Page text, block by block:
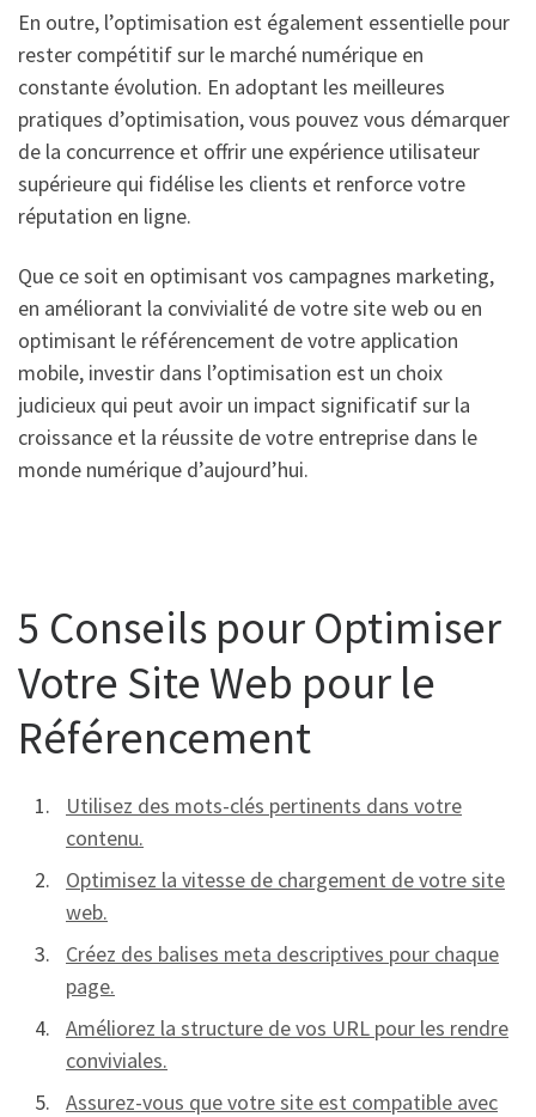
En outre, l’optimisation est également essentielle pour
rester compétitif sur le marché numérique en
constante évolution. En adoptant les meilleures
pratiques d’optimisation, vous pouvez vous démarquer
de la concurrence et offrir une expérience utilisateur
supérieure qui fidélise les clients et renforce votre
réputation en ligne.
Que ce soit en optimisant vos campagnes marketing,
en améliorant la convivialité de votre site web ou en
optimisant le référencement de votre application
mobile, investir dans l’optimisation est un choix
judicieux qui peut avoir un impact significatif sur la
croissance et la réussite de votre entreprise dans le
monde numérique d’aujourd’hui.
5 Conseils pour Optimiser
Votre Site Web pour le
Référencement
Utilisez des mots-clés pertinents dans votre
contenu.
Optimisez la vitesse de chargement de votre site
web.
Créez des balises meta descriptives pour chaque
page.
Améliorez la structure de vos URL pour les rendre
conviviales.
Assurez-vous que votre site est compatible avec